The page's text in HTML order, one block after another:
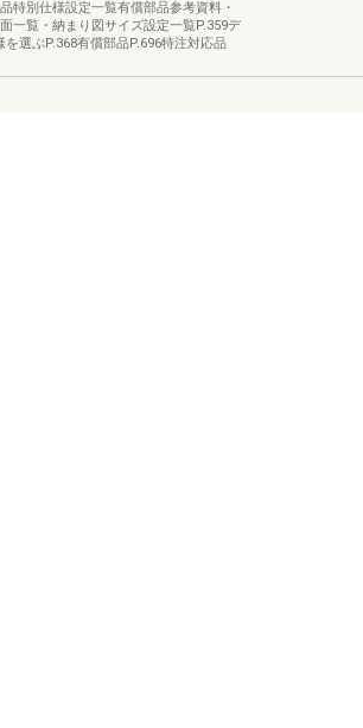
特別仕様設定一覧有償部品参考資料・
一覧・納まり図サイズ設定一覧P.359デ
を選ぶP.368有償部品P.696特注対応品